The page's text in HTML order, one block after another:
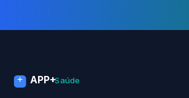
APP+Saúde